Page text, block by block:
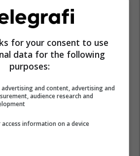
for your consent to use
data for the following
purposes:
advertising and content, advertising and
audience research and
information on a device